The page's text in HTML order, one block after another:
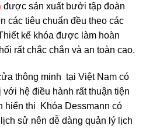
được sản xuất bưởi tập đoàn
các tiêu chuẩn đều theo các
kế khóa được làm hoàn
rất chắc chắn và an toàn cao.
thông minh tại Việt Nam có
hệ điều hành rất thuận tiện
hiển thị Khóa Dessmann có
sử nên dễ dàng quản lý lịch